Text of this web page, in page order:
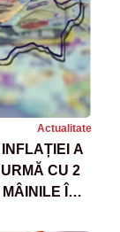
Actualitate
A
CU 2
ÎN